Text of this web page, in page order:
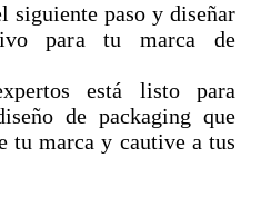
siguiente paso y diseñar
para tu marca de
está listo para
de packaging que
tu marca y cautive a tus